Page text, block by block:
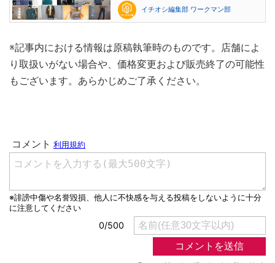
イチオシ編集部 ワークマン部
※記事内における情報は原稿執筆時のものです。店舗によ
り取扱いがない場合や、価格変更および販売終了の可能性
もございます。あらかじめご了承ください。